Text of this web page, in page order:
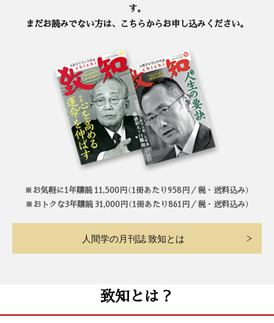
す。
まだお読みでない方は、こちらからお申し込みください。
※お気軽に1年購読 11,500円（1冊あたり958円／税・送料込み）
※おトクな3年購読 31,000円（1冊あたり861円／税・送料込み）
人間学の月刊誌 致知とは
致知とは？